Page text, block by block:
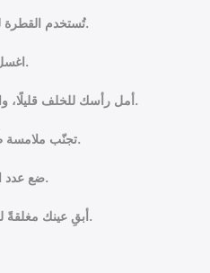
تُستخدم القطرة للعين المتضررة فقط، وليس لكِلتا العينين.
اغسل يديك جيّدًا قبل استخدام قطرة زولامول.
أمل رأسك للخلف قليلًا، واسحب الجفن السفلي للعين جِهة الأسفل.
تجنّب ملامسة طرَف القطّارة للعين مباشرةً، أو لأصابعك.
ضع عدد القطرات التي أرشدك الطبيب إلى وضعها.
أبقِ عينك مغلقةً لمدة دقيقتين أو ثلاثة بعد استخدام القطرة.